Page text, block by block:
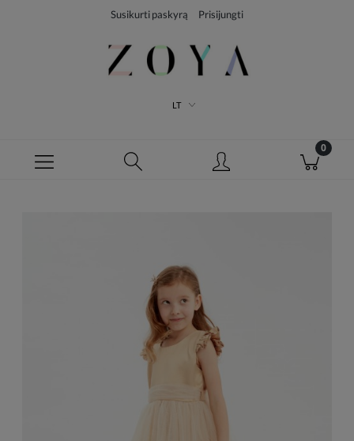
Susikurti paskyrą Prisijungti
LT